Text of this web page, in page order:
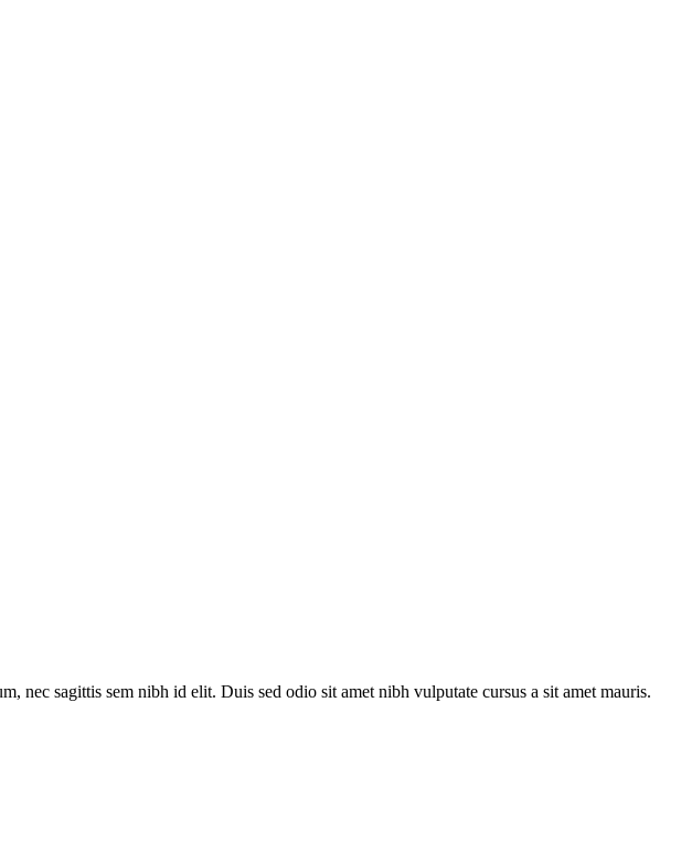
nec sagittis sem nibh id elit. Duis sed odio sit amet nibh vulputate cursus a sit amet mauris.